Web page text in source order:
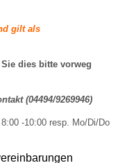
gilt als
dies bitte vorweg
(04494/9269946)
-10:00 resp. Mo/Di/Do